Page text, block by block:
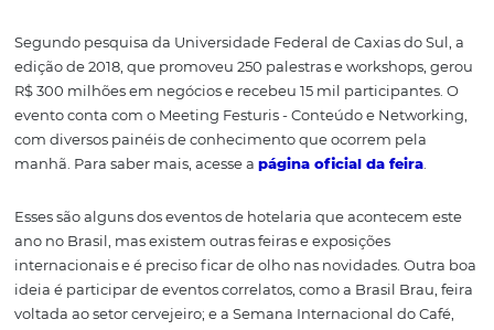
3. Festuris: 7 a 10 de
novembro, em
Gramado/RS
A cidade serrana de Gramado, no Rio Grande do Sul,
31ª Festuris entre os dias 7 e 10 de novembro. A edição
mil metros quadrados do Serra Park e, segundo a